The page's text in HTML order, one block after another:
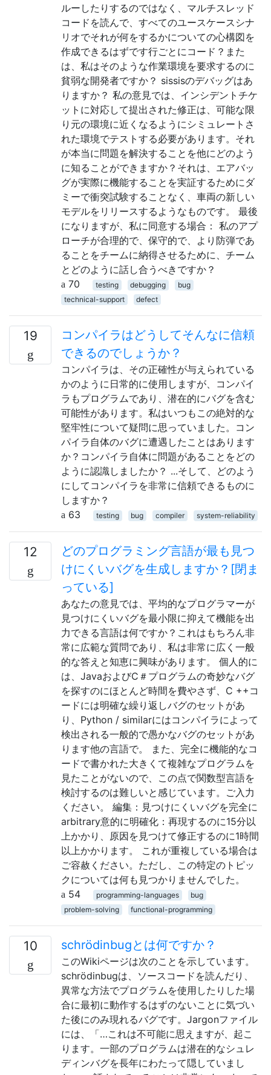
ルーしたりするのではなく、マルチスレッド
コードを読んで、すべてのユースケースシナ
リオでそれが何をするかについての心構図を
作成できるはずです行ごとにコード？また
は、私はそのような作業環境を要求するのに
貧弱な開発者ですか？ sissisのデバッグはあ
りますか？ 私の意見では、インシデントチケ
ットに対応して提出された修正は、可能な限
り元の環境に近くなるようにシミュレートさ
れた環境でテストする必要があります。それ
が本当に問題を解決することを他にどのよう
に知ることができますか？それは、エアバッ
グが実際に機能することを実証するためにダ
ミーで衝突試験することなく、車両の新しい
モデルをリリースするようなものです。 最後
になりますが、私に同意する場合： 私のアプ
ローチが合理的で、保守的で、より防弾であ
ることをチームに納得させるために、チーム
とどのように話し合うべきですか？
70
testing debugging
bug
technical-support
defect
19
コンパイラはどうしてそんなに信頼
できるのでしょうか？
コンパイラは、その正確性が与えられている
かのように日常的に使用しますが、コンパイ
ラもプログラムであり、潜在的にバグを含む
可能性があります。私はいつもこの絶対的な
堅牢性について疑問に思っていました。コン
パイラ自体のバグに遭遇したことはあります
か？コンパイラ自体に問題があることをどの
ように認識しましたか？ ...そして、どのよう
にしてコンパイラを非常に信頼できるものに
しますか？
63
testing bug compiler system-reliability
12
どのプログラミング言語が最も見つ
けにくいバグを生成しますか？[閉ま
っている]
あなたの意見では、平均的なプログラマーが
見つけにくいバグを最小限に抑えて機能を出
力できる言語は何ですか？これはもちろん非
常に広範な質問であり、私は非常に広く一般
的な答えと知恵に興味があります。 個人的に
は、JavaおよびC＃プログラムの奇妙なバグ
を探すのにほとんど時間を費やさず、C ++コ
ードには明確な繰り返しバグのセットがあ
り、Python / similarにはコンパイラによって
検出される一般的で愚かなバグのセットがあ
ります他の言語で。 また、完全に機能的なコ
ードで書かれた大きくて複雑なプログラムを
見たことがないので、この点で関数型言語を
検討するのは難しいと感じています。ご入力
ください。 編集：見つけにくいバグを完全に
arbitrary意的に明確化：再現するのに15分以
上かかり、原因を見つけて修正するのに1時間
以上かかります。 これが重複している場合は
ご容赦ください。ただし、この特定のトピッ
クについては何も見つかりませんでした。
54
programming-languages
bug
problem-solving
functional-programming
10 schrödinbugとは何ですか？
このWikiページは次のことを示しています。
schrödinbugは、ソースコードを読んだり、
異常な方法でプログラムを使用したりした場
合に最初に動作するはずのないことに気づい
た後にのみ現れるバグです。Jargonファイル
には、「…これは不可能に思えますが、起こ
ります。一部のプログラムは潜在的なシュレ
ディンバグを長年にわたって隠していまし